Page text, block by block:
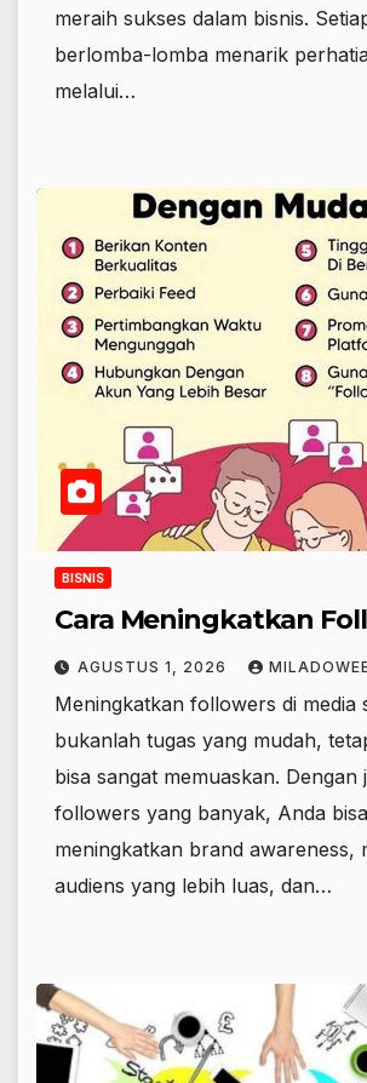
meraih sukses dalam bisnis.
berlomba-lomba menarik
melalui…
BISNIS
Cara Meningkatkan
AGUSTUS 1, 2026
Meningkatkan followers di media
bukanlah tugas yang mudah,
bisa sangat memuaskan. Dengan
followers yang banyak, Anda bisa
meningkatkan brand awareness,
audiens yang lebih luas, dan…